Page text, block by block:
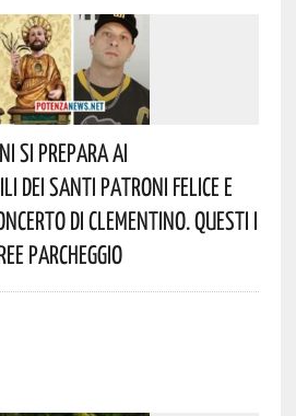
Si Prepara Ai
Dei Santi Patroni Felice E
Di Clementino. Questi I
Parcheggio